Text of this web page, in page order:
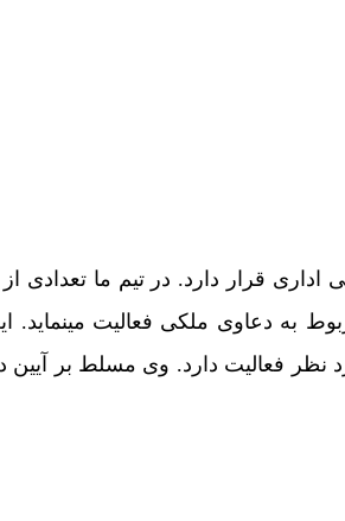
قرار دارد. در تیم ما
به دعاوی ملکی فعالیت مینماید.
نظر فعالیت دارد. وی مسلط بر